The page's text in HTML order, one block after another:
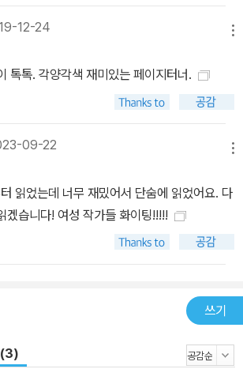
어떤 일이 벌어질 것인가? 남자들이 기가 죽어
생한다! 포복절도를 할 만한 이야기지만, 사
으며 볼 수만은 없는 괴이한 상황이다. 국가
일시적으로 ‘원인발생자’인 여자들을 격리한
12-24
톡톡. 각양각색 재미있는 페이지터너.
09-22
읽었는데 너무 재밌어서 단숨에 읽었어요. 다
겠습니다! 여성 작가들 화이팅!!!!!
쓰기
(3)